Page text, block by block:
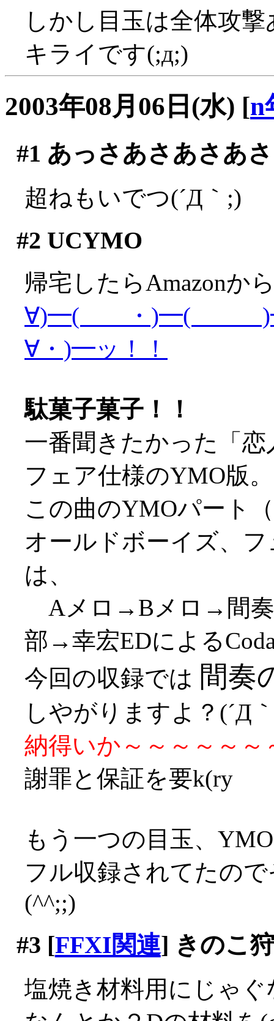
しかし目玉は全体攻
キライです(;д;)
2003年08月06日(水) [n
#1 あっさあさあさあ
超ねもいでつ(´Д｀;)
#2 UCYMO
帰宅したらAmazonか
∀)━( ・)━(
∀・)━ッ！！
駄菓子菓子！！
一番聞きたかった「
フェア仕様のYMO版。
この曲のYMOパート
オールドボーイズ、
は、
Aメロ→Bメロ→間
部→幸宏EDによる
今回の収録では 間奏
しやがりますよ？(´Д
納得いか～～～～～～
謝罪と保証を要k(ry
もう一つの目玉、
フル収録されてたの
(^^;;)
#3 [FFXI関連] きのこ
塩焼き材料用にじゃ